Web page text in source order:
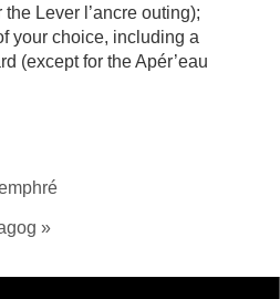
Lever l’ancre outing);
your choice, including a
(except for the Apér’eau
»